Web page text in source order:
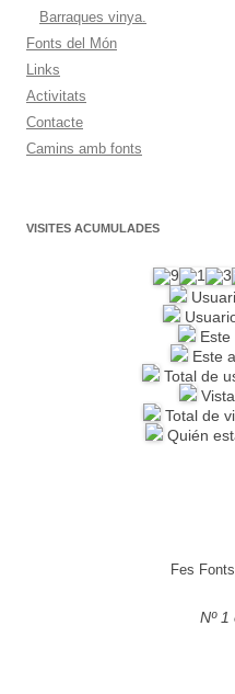
Barraques vinya.
Fonts del Món
Links
Activitats
Contacte
Camins amb fonts
VISITES ACUMULADES
Este
Este
Total de
Total de
Quién
Fes
Nº